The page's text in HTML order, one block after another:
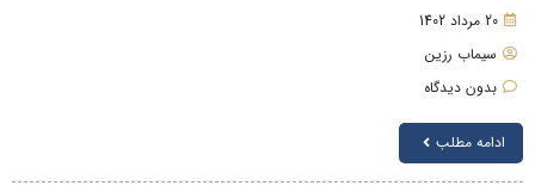
20 مرداد 1402
سیماب رزین
بدون دیدگاه
ادامه مطلب